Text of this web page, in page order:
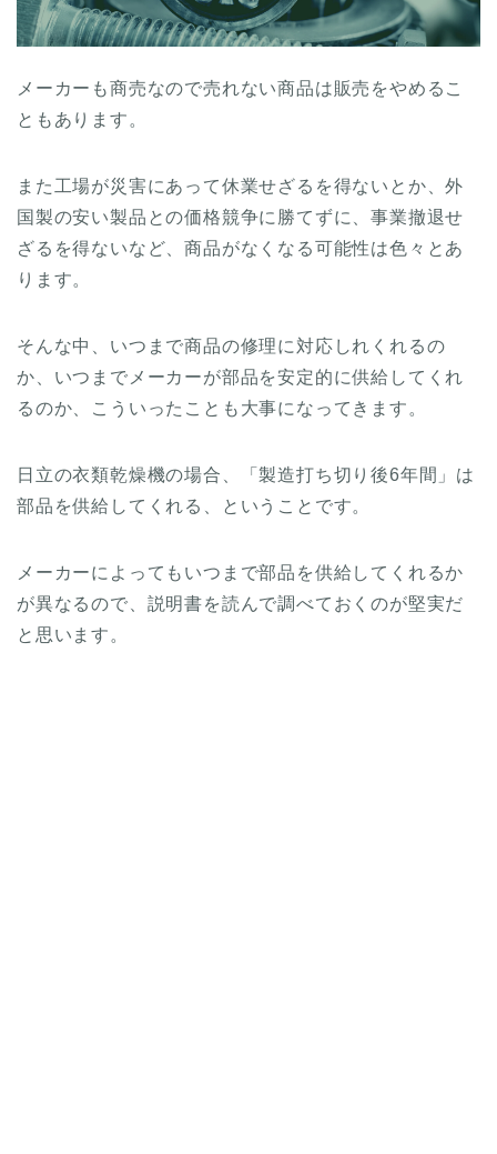
メーカーも商売なので売れない商品は販売をやめるこ
ともあります。
また工場が災害にあって休業せざるを得ないとか、外
国製の安い製品との価格競争に勝てずに、事業撤退せ
ざるを得ないなど、商品がなくなる可能性は色々とあ
ります。
そんな中、いつまで商品の修理に対応しれくれるの
か、いつまでメーカーが部品を安定的に供給してくれ
るのか、こういったことも大事になってきます。
日立の衣類乾燥機の場合、「製造打ち切り後6年間」は
部品を供給してくれる、ということです。
メーカーによってもいつまで部品を供給してくれるか
が異なるので、説明書を読んで調べておくのが堅実だ
と思います。